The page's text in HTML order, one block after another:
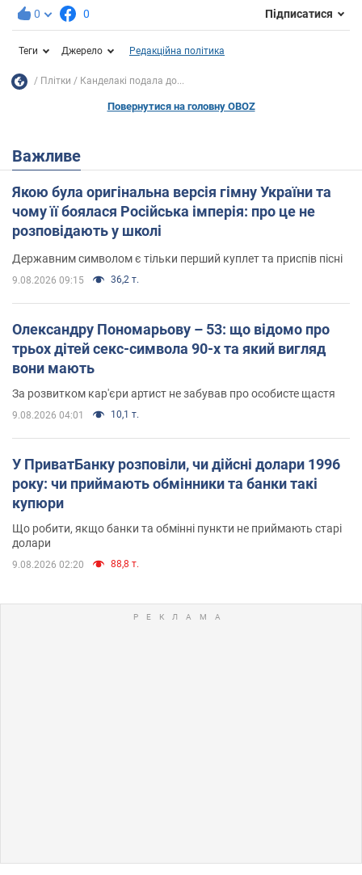
0 0 Підписатися
Теги Джерело Редакційна політика
Плітки Канделакі подала до...
Повернутися на головну OBOZ
Важливе
Якою була оригінальна версія гімну України та
чому її боялася Російська імперія: про це не
розповідають у школі
Державним символом є тільки перший куплет та приспів пісні
9.08.2026 09:15 36,2 т.
Олександру Пономарьову – 53: що відомо про
трьох дітей секс-символа 90-х та який вигляд
вони мають
За розвитком кар'єри артист не забував про особисте щастя
9.08.2026 04:01 10,1 т.
У ПриватБанку розповіли, чи дійсні долари 1996
року: чи приймають обмінники та банки такі
купюри
Що робити, якщо банки та обмінні пункти не приймають старі
долари
9.08.2026 02:20 88,8 т.